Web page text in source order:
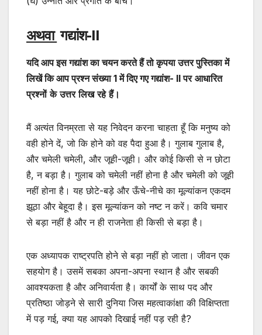
अथवा गद्यांश-II
यदि आप इस गद्यांश का चयन करते हैं तो कृपया उत्तर पुस्तिका में
लिखें कि आप प्रश्न संख्या 1 में दिए गए गद्यांश- IIपर आधारित
प्रश्नों के उत्तर लिख रहे हैं।
मैं अत्यंत विनम्रता से यह निवेदन करना चाहता हूँ कि मनुष्य को
वही होने दें, जो कि होने को वह पैदा हुआ है। गुलाब गुलाब है,
और चमेली चमेली, और जूही-जूही। और कोई किसी से न छोटा
है, न बड़ा है। गुलाब को चमेली नहीं होना है और चमेली को जूही
नहीं होना है। यह छोटे-बड़े और ऊँचे-नीचे का मूल्यांकन एकदम
झूठा और बेहूदा है। इस मूल्यांकन को नष्ट न करें। कवि चमार
से बड़ा नहीं है और न ही राजनेता ही किसी से बड़ा है।
एक अध्यापक राष्ट्रपति होने से बड़ा नहीं हो जाता। जीवन एक
सहयोग है। उसमें सबका अपना-अपना स्थान है और सबकी
आवश्यकता है और अनिवार्यता है। कार्यों के साथ पद और
प्रतिष्ठा जोड़ने से सारी दुनिया जिस महत्वाकांक्षा की विक्षिप्तता
में पड़ गई, क्या यह आपको दिखाई नहीं पड़ रही है?